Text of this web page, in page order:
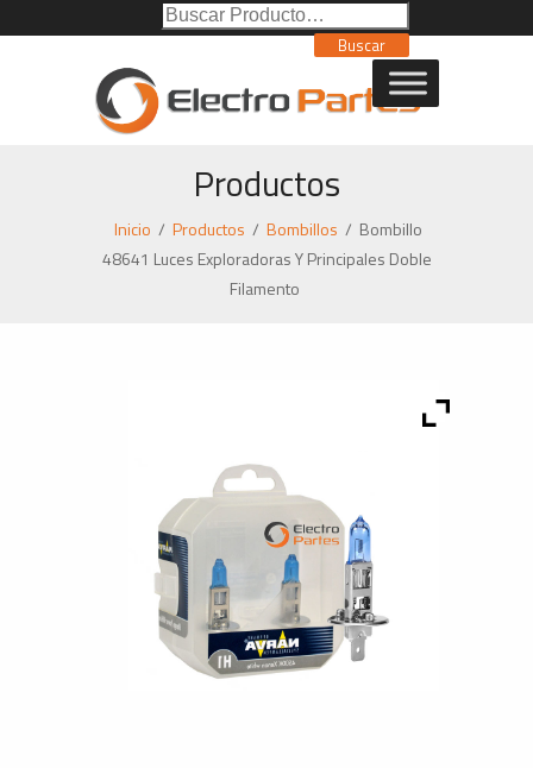
Buscar
Poducto:
Buscar
Productos
Inicio / Productos / Bombillos / Bombillo
48641 Luces Exploradoras Y Principales Doble
Filamento